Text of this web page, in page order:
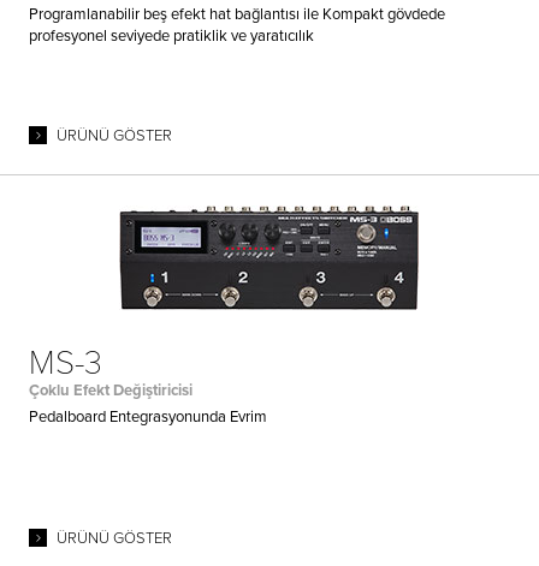
Programlanabilir beş efekt hat bağlantısı ile Kompakt gövdede
profesyonel seviyede pratiklik ve yaratıcılık
ÜRÜNÜ GÖSTER
MS-3
Çoklu Efekt Değiştiricisi
Pedalboard Entegrasyonunda Evrim
ÜRÜNÜ GÖSTER